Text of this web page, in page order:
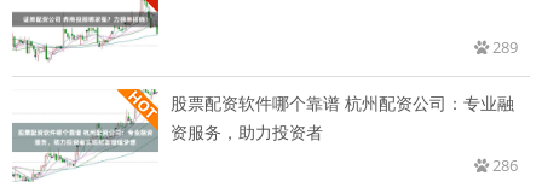
289
股票配资软件哪个靠谱 杭州配资公司：专业融
资服务，助力投资者
286